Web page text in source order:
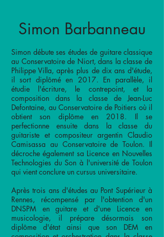
Simon Barbanneau
Simon débute ses études de guitare classique
au Conservatoire de Niort, dans la classe de
Philippe Villa, après plus de dix ans d'étude,
il sort diplômé en 2017. En parallèle, il
étudie l'écriture, le contrepoint, et la
composition dans la classe de Jean-Luc
Defontaine, au Conservatoire de Poitiers où il
obtient son diplôme en 2018. Il se
perfectionne ensuite dans la classe du
guitariste et compositeur argentin Claudio
Camisassa au Conservatoire de Toulon. Il
décroche également sa Licence en Nouvelles
Technologies du Son à l'université de Toulon
qui vient conclure un cursus universitaire.
Après trois ans d'études au Pont Supérieur à
Rennes, récompensé par l'obtention d'un
DNSPM en guitare et d'une Licence en
musicologie, il prépare désormais son
diplôme d'état ainsi que son DEM en